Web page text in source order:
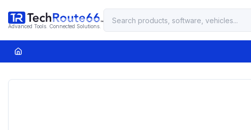
Advanced Tools. Connected Solutions.